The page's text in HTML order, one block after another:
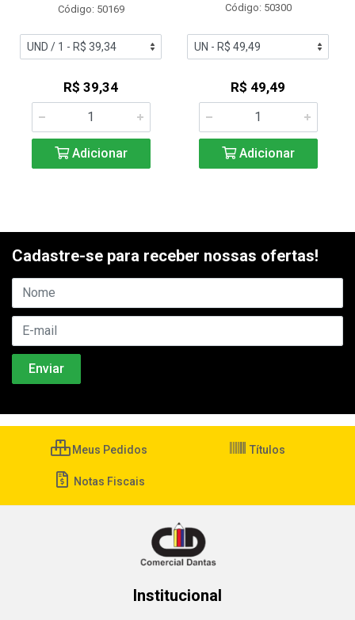
Código: 50169
R$ 39,34
Adicionar
Código: 50300
R$ 49,49
Adicionar
Cadastre-se para receber nossas ofertas!
Meus Pedidos Títulos
Notas Fiscais
Institucional